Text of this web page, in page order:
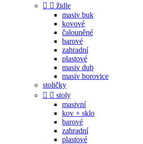
  židle
masiv buk
kovové
čalouněné
barové
zahradní
plastové
masiv dub
masiv borovice
stoličky
  stoly
masivní
kov + sklo
barové
zahradní
plastové